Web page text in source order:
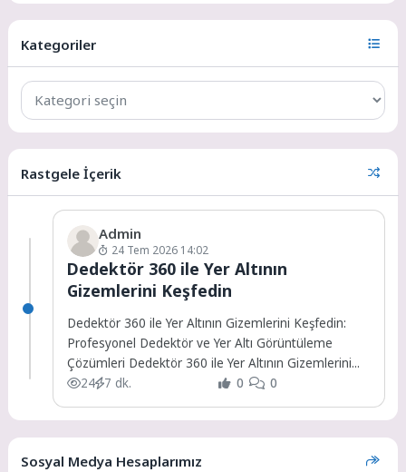
Kategoriler
Rastgele İçerik
Admin
24 Tem 2026 14:02
Dedektör 360 ile Yer Altının
Gizemlerini Keşfedin
Dedektör 360 ile Yer Altının Gizemlerini Keşfedin:
Profesyonel Dedektör ve Yer Altı Görüntüleme
Çözümleri Dedektör 360 ile Yer Altının Gizemlerini...
24 7 dk. 0 0
Sosyal Medya Hesaplarımız